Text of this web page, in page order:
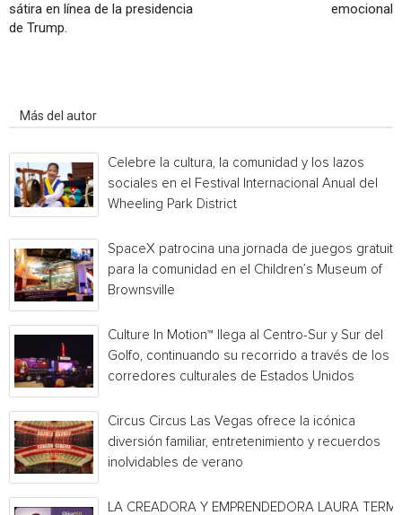
sátira en línea de la presidencia
de Trump.
emocional
Más del autor
Celebre la cultura, la comunidad y los lazos
sociales en el Festival Internacional Anual del
Wheeling Park District
SpaceX patrocina una jornada de juegos gratuita
para la comunidad en el Children’s Museum of
Brownsville
Culture In Motion™ llega al Centro-Sur y Sur del
Golfo, continuando su recorrido a través de los
corredores culturales de Estados Unidos
Circus Circus Las Vegas ofrece la icónica
diversión familiar, entretenimiento y recuerdos
inolvidables de verano
LA CREADORA Y EMPRENDEDORA LAURA